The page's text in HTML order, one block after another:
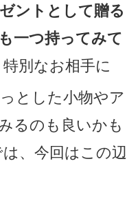
ントとして贈る
一つ持ってみて
特別なお相手に
とした小物やア
るのも良いかも
、今回はこの辺